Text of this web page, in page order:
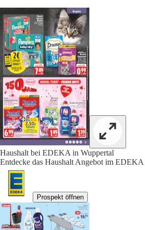
Haushalt bei EDEKA in Wuppertal
Entdecke das Haushalt Angebot im
Prospekt öffnen